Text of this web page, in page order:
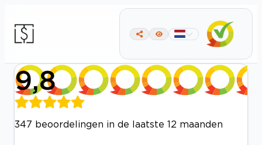
9,8
347 beoordelingen in de laatste 12 maanden